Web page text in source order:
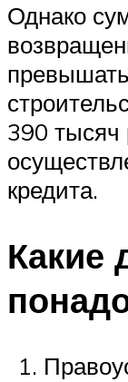
Однако
390 тысяч
кредита.
Какие